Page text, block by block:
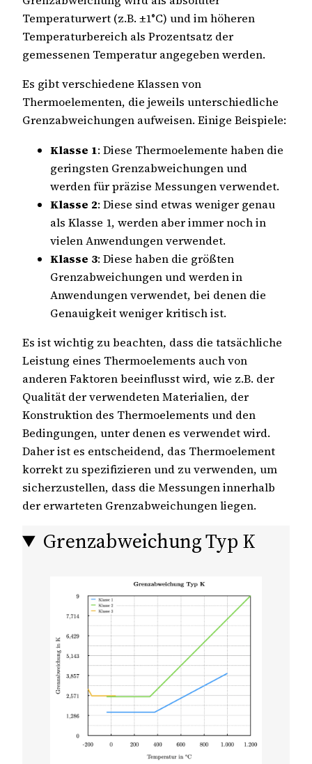
Temperaturwert (z.B. ±1°C) und im höheren
Temperaturbereich als Prozentsatz der
gemessenen Temperatur angegeben werden.
Es gibt verschiedene Klassen von
Thermoelementen, die jeweils unterschiedliche
Grenzabweichungen aufweisen. Einige Beispiele:
Klasse 1: Diese Thermoelemente haben die
geringsten Grenzabweichungen und
werden für präzise Messungen verwendet.
Klasse 2: Diese sind etwas weniger genau
als Klasse 1, werden aber immer noch in
vielen Anwendungen verwendet.
Klasse 3: Diese haben die größten
Grenzabweichungen und werden in
Anwendungen verwendet, bei denen die
Genauigkeit weniger kritisch ist.
Es ist wichtig zu beachten, dass die tatsächliche
Leistung eines Thermoelements auch von
anderen Faktoren beeinflusst wird, wie z.B. der
Qualität der verwendeten Materialien, der
Konstruktion des Thermoelements und den
Bedingungen, unter denen es verwendet wird.
Daher ist es entscheidend, das Thermoelement
korrekt zu spezifizieren und zu verwenden, um
sicherzustellen, dass die Messungen innerhalb
der erwarteten Grenzabweichungen liegen.
Grenzabweichung Typ K